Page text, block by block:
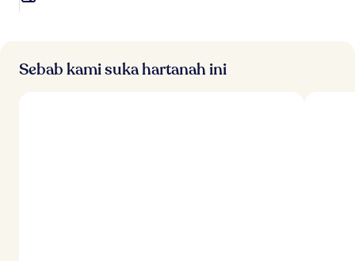
Sebab kami suka hartanah ini